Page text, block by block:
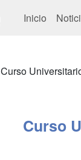
Inicio
Curso
Curso